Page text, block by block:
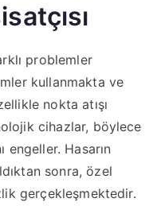
problemler
kullanmakta ve
nokta atışı
cihazlar, böylece
engeller. Hasarın
sonra, özel
gerçekleşmektedir.